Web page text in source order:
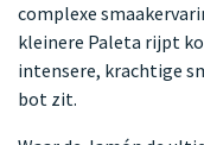
complexe
kleinere Paleta rijpt
intensere, krachtige
bot zit.